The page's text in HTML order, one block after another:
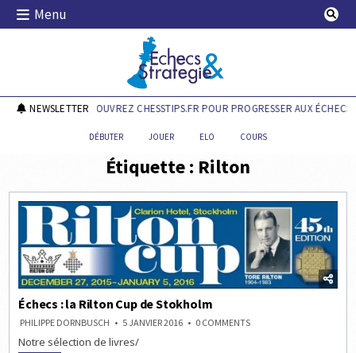
Skip
Menu
Echecs & Stratégie
NEWSLETTERDÉCOUVREZ CHESSTIPS.FR POUR PROGRESSER AUX ÉCHECS !
DÉBUTER JOUER ELO COURS
Étiquette : Rilton
Échecs : la Rilton Cup de Stokholm
PHILIPPE DORNBUSCH 5 JANVIER 2016 0 COMMENTSON
Notre sélection de livres/